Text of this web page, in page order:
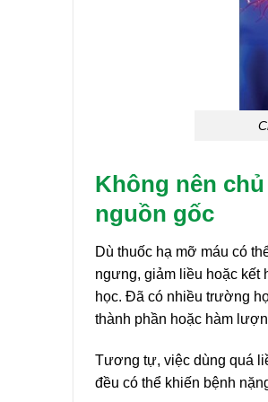
Không nên
nguồn gốc
Dù thuốc hạ mỡ máu có
ngưng, giảm liều hoặc kết
học. Đã có nhiều trường
thành phần hoặc hàm
Tương tự, việc dùng quá
đều có thể khiến bệnh